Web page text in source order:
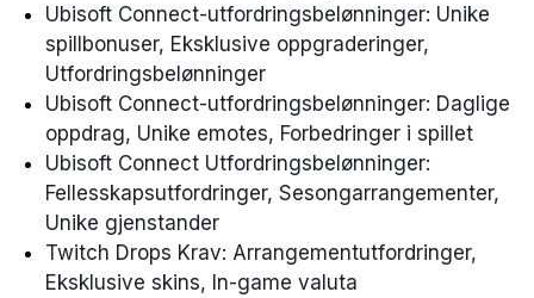
Ubisoft Connect-utfordringsbelønninger: Unike
spillbonuser, Eksklusive oppgraderinger,
Utfordringsbelønninger
Ubisoft Connect-utfordringsbelønninger: Daglige
oppdrag, Unike emotes, Forbedringer i spillet
Ubisoft Connect Utfordringsbelønninger:
Fellesskapsutfordringer, Sesongarrangementer,
Unike gjenstander
Twitch Drops Krav: Arrangementutfordringer,
Eksklusive skins, In-game valuta